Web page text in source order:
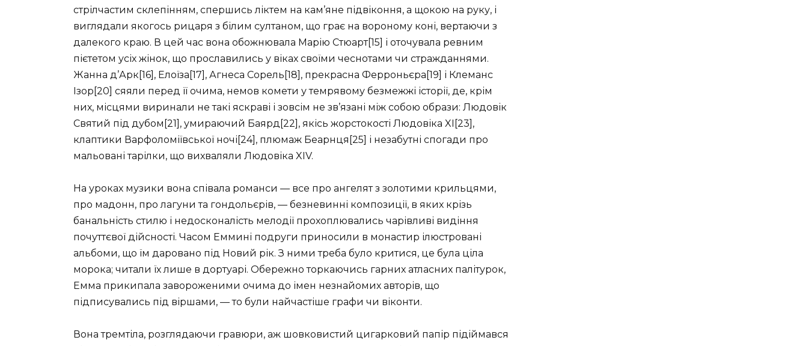
стрілчастим склепінням, спершись ліктем на кам’яне підвіконня, а щокою на руку, і
виглядали якогось рицаря з білим султаном, що грає на вороному коні, вертаючи з
далекого краю. В цей час вона обожнювала Марію Стюарт[15] і оточувала ревним
пієтетом усіх жінок, що прославились у віках своїми чеснотами чи стражданнями.
Жанна д’Арк[16], Елоїза[17], Агнеса Сорель[18], прекрасна Ферроньєра[19] і Клеманс
Ізор[20] сяяли перед її очима, немов комети у темрявому безмежжі історії, де, крім
них, місцями виринали не такі яскраві і зовсім не зв’язані між собою образи: Людовік
Святий під дубом[21], умираючий Баярд[22], якісь жорстокості Людовіка XI[23],
клаптики Варфоломіївської ночі[24], плюмаж Беарнця[25] і незабутні спогади про
мальовані тарілки, що вихваляли Людовіка XIV.
На уроках музики вона співала романси — все про ангелят з золотими крильцями,
про мадонн, про лагуни та гондольєрів, — безневинні композиції, в яких крізь
банальність стилю і недосконалість мелодії прохоплювались чарівливі видіння
почуттєвої дійсності. Часом Еммині подруги приносили в монастир ілюстровані
альбоми, що їм даровано під Новий рік. З ними треба було критися, це була ціла
морока; читали їх лише в дортуарі. Обережно торкаючись гарних атласних палітурок,
Емма прикипала завороженими очима до імен незнайомих авторів, що
підписувались під віршами, — то були найчастіше графи чи віконти.
Вона тремтіла, розглядаючи гравюри, аж шовковистий цигарковий папір підіймався